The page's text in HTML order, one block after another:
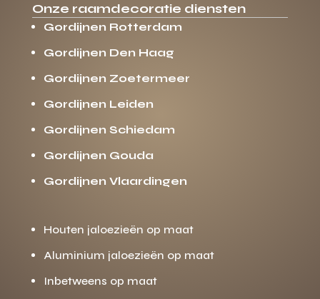
Onze raamdecoratie diensten
Gordijnen Rotterdam
Gordijnen Den Haag
Gordijnen Zoetermeer
Gordijnen Leiden
Gordijnen Schiedam
Gordijnen Gouda
Gordijnen Vlaardingen
Houten jaloezieën op maat
Aluminium jaloezieën op maat
Inbetweens op maat